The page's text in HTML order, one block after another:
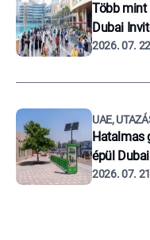
Több mint
Dubai
2026. 07. 22
UAE,
Hatalmas
épül
2026. 07. 21